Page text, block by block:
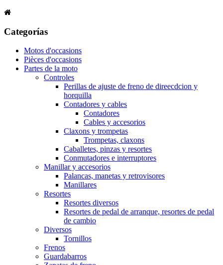
Categorías
Motos d'occasions
Pièces d'occasions
Partes de la moto
Controles
Perillas de ajuste de freno de direecdcion y
horquilla
Contadores y cables
Contadores
Cables y accesorios
Claxons y trompetas
Trompetas, claxons
Caballetes, pinzas y resortes
Conmutadores e interruptores
Manillar y accesorios
Palancas, manetas y retrovisores
Manillares
Resortes
Resortes diversos
Resortes de pedal de arranque, resortes de pedal
de cambio
Diversos
Tornillos
Frenos
Guardabarros